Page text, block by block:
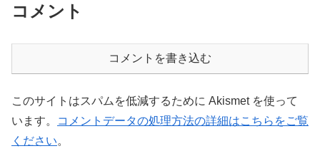
コメント
コメントを書き込む
このサイトはスパムを低減するために Akismet を使って
います。
コメントデータの処理方法の詳細はこちらをご覧
ください。